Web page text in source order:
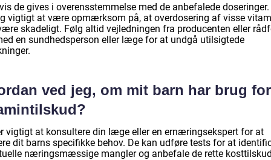
de gives i overensstemmelse med de anbefalede doseringer.
vigtigt at være opmærksom på, at overdosering af visse
skadeligt. Følg altid vejledningen fra producenten eller
en sundhedsperson eller læge for at undgå utilsigtede
ved jeg, om mit barn har brug for
vigtigt at konsultere din læge eller en ernæringsekspert for at
dit barns specifikke behov. De kan udføre tests for at
næringsmæssige mangler og anbefale de rette